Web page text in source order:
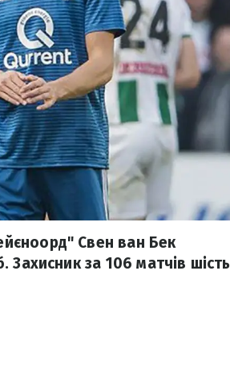
Свен ван Бек
Захисник за 106 матчів шість